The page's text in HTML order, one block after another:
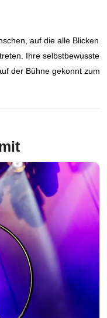
auf die alle Blicken
Ihre selbstbewusste
der Bühne gekonnt zum